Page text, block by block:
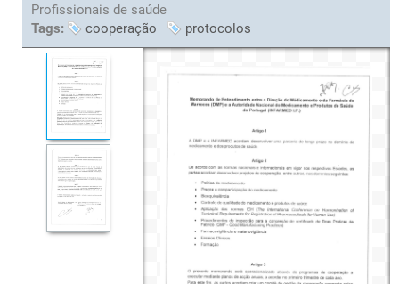
Profissionais de saúde
Tags:
cooperação protocolos